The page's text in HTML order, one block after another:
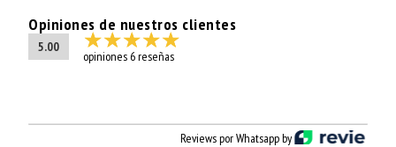
Opiniones de nuestros clientes
5.00
opiniones 6 reseñas
Reviews por Whatsapp by